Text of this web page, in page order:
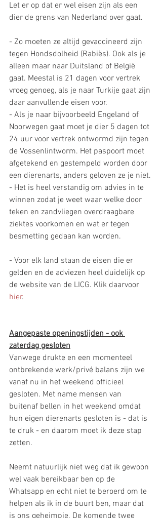
Let er op dat er wel eisen zijn als een
dier de grens van Nederland over gaat.
- Zo moeten ze altijd gevaccineerd zijn
tegen Hondsdolheid (Rabiës). Ook als je
alleen maar naar Duitsland of België
gaat. Meestal is 21 dagen voor vertrek
vroeg genoeg, als je naar Turkije gaat zijn
daar aanvullende eisen voor.
- Als je naar bijvoorbeeld Engeland of
Noorwegen gaat moet je dier 5 dagen tot
24 uur voor vertrek ontwormd zijn tegen
de Vossenlintworm. Het paspoort moet
afgetekend en gestempeld worden door
een dierenarts, anders geloven ze je niet.
- Het is heel verstandig om advies in te
winnen zodat je weet waar welke door
teken en zandvliegen overdraagbare
ziektes voorkomen en wat er tegen
besmetting gedaan kan worden.
- Voor elk land staan de eisen die er
gelden en de adviezen heel duidelijk op
de website van de LICG. Klik daarvoor
hier.
Aangepaste openingstijden - ook
zaterdag gesloten
Vanwege drukte en een momenteel
ontbrekende werk/privé balans zijn we
vanaf nu in het weekend officieel
gesloten. Met name mensen van
buitenaf bellen in het weekend omdat
hun eigen dierenarts gesloten is - dat is
te druk - en daarom moet ik deze stap
zetten.
Neemt natuurlijk niet weg dat ik gewoon
wel vaak bereikbaar ben op de
Whatsapp en echt niet te beroerd om te
helpen als ik in de buurt ben, maar dat
is ons geheimpje. De komende twee